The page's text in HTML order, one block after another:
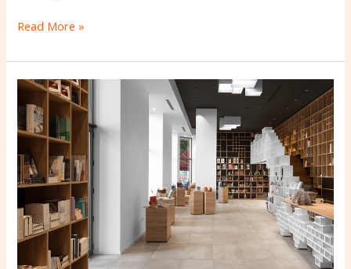
Read More »
Post
format
video
blogs